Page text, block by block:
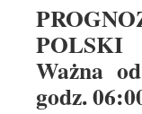
POLSKI
Ważna
godz.